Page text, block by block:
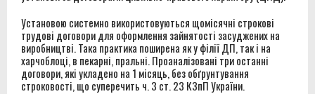
Установою системно використовуються щомісячні строкові
трудові договори для оформлення зайнятості засуджених на
виробництві. Така практика поширена як у філії ДП, так і на
харчоблоці, в пекарні, пральні. Проаналізовані три останні
договори, які укладено на 1 місяць, без обґрунтування
строковості, що суперечить ч. 3 ст. 23 КЗпП України.